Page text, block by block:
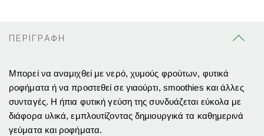
ΠΕΡΙΓΡΑΦΗ
Μπορεί να αναμιχθεί με νερό, χυμούς φρούτων, φυτικά
ροφήματα ή να προστεθεί σε γιαούρτι, smoothies και άλλες
συνταγές. Η ήπια φυτική γεύση της συνδυάζεται εύκολα με
διάφορα υλικά, εμπλουτίζοντας δημιουργικά τα καθημερινά
γεύματα και ροφήματα.